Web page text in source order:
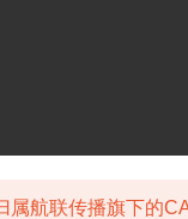
属航联传播旗下的